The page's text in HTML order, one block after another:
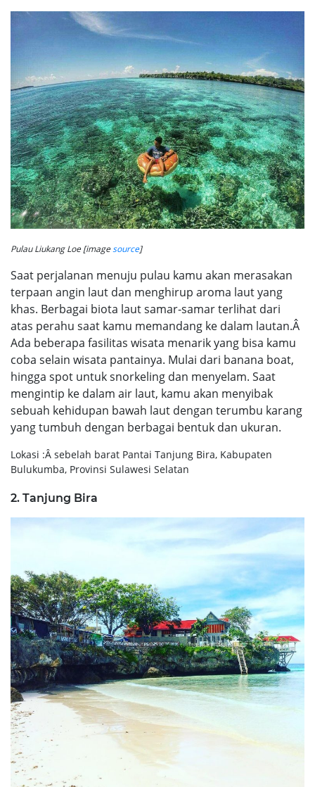
Pulau Liukang Loe [imagesource]
Saat perjalanan menuju pulau kamu akan merasakan
terpaan angin laut dan menghirup aroma laut yang
khas. Berbagai biota laut samar-samar terlihat dari
atas perahu saat kamu memandang ke dalam lautan.Â
Ada beberapa fasilitas wisata menarik yang bisa kamu
coba selain wisata pantainya. Mulai dari banana boat,
hingga spot untuk snorkeling dan menyelam. Saat
mengintip ke dalam air laut, kamu akan menyibak
sebuah kehidupan bawah laut dengan terumbu karang
yang tumbuh dengan berbagai bentuk dan ukuran.
Lokasi :Â sebelah barat Pantai Tanjung Bira, Kabupaten
Bulukumba, Provinsi Sulawesi Selatan
2. Tanjung Bira